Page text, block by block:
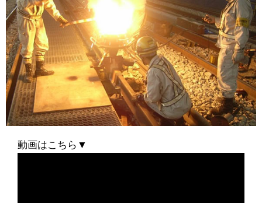
動画はこちら▼